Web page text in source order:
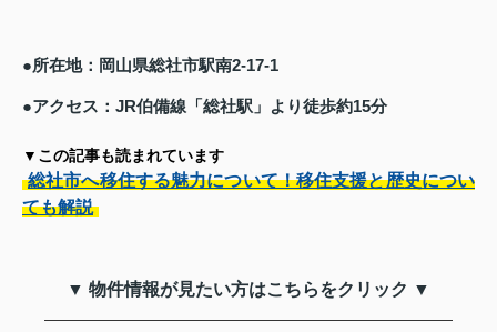
●所在地：岡山県総社市駅南2-17-1
●アクセス：JR伯備線「総社駅」より徒歩約15分
▼この記事も読まれています
総社市へ移住する魅力について！移住支援と歴史につい
ても解説
▼ 物件情報が見たい方はこちらをクリック ▼